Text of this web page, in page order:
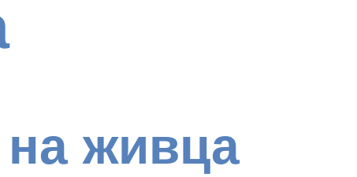
живца